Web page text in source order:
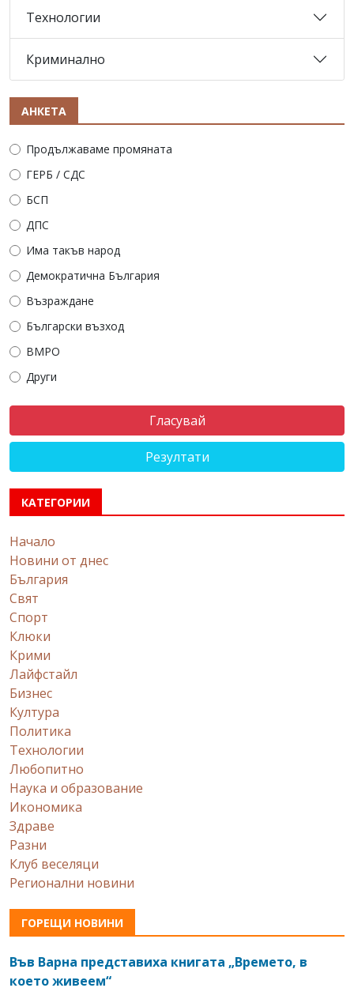
Технологии
Криминално
АНКЕТА
Продължаваме промяната
ГЕРБ / СДС
БСП
ДПС
Има такъв народ
Демократична България
Възраждане
Български възход
ВМРО
Други
Резултати
КАТЕГОРИИ
Начало
Новини от днес
България
Свят
Спорт
Клюки
Крими
Лайфстайл
Бизнес
Култура
Политика
Технологии
Любопитно
Наука и образование
Икономика
Здраве
Разни
Клуб веселяци
Регионални новини
ГОРЕЩИ НОВИНИ
Във Варна представиха книгата „Времето, в
което живеем“